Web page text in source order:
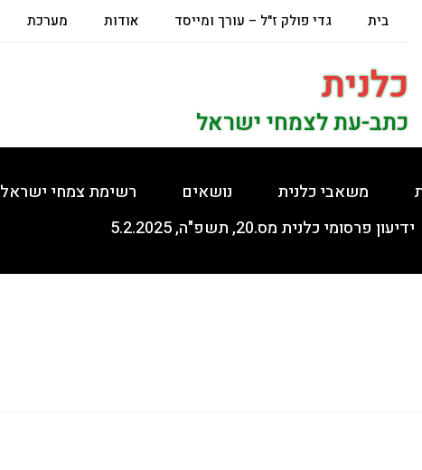
בית גדי פולק ז"ל – עורך ומייסד אודות מערכת
כלנית
כתב-עת לצמחי ישראל
משאבי כלנית נושאים
רשימת צמחי ישראל
ידיעון פרסומי כלנית מס.20, תשפ"ה, 5.2.2025